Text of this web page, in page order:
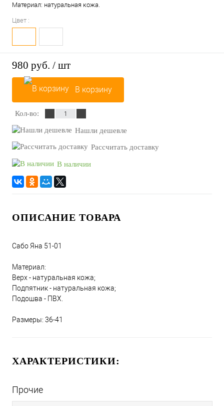
Материал: натуральная кожа.
Цвет :
980 руб. / шт
В корзину
Кол-во:
Нашли дешевле
Рассчитать доставку
В наличии
ОПИСАНИЕ ТОВАРА
Сабо Яна 51-01
Материал:
Верх - натуральная кожа;
Подпятник - натуральная кожа;
Подошва - ПВХ.
Размеры: 36-41
ХАРАКТЕРИСТИКИ:
Прочие